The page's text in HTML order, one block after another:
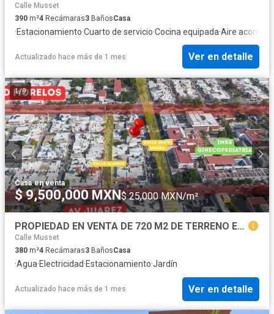
Calle Musset
390 m²4 Recámaras3 BañosCasa
·Estacionamiento·Cuarto de servicio·Cocina equipada·Aire
Actualizado hace más de 1 mes Ver en detalle
1/9
Casa·en venta
$ 9,500,000 MXN$ 25,000 MXN/m²
PROPIEDAD EN VENTA DE 720 M2 DE TERRENO EN COLONIA CONSTITUCION
Calle Musset
380 m²4 Recámaras3 BañosCasa
·Agua·Electricidad·Estacionamiento·Jardín
Actualizado hace más de 1 mes Ver en detalle